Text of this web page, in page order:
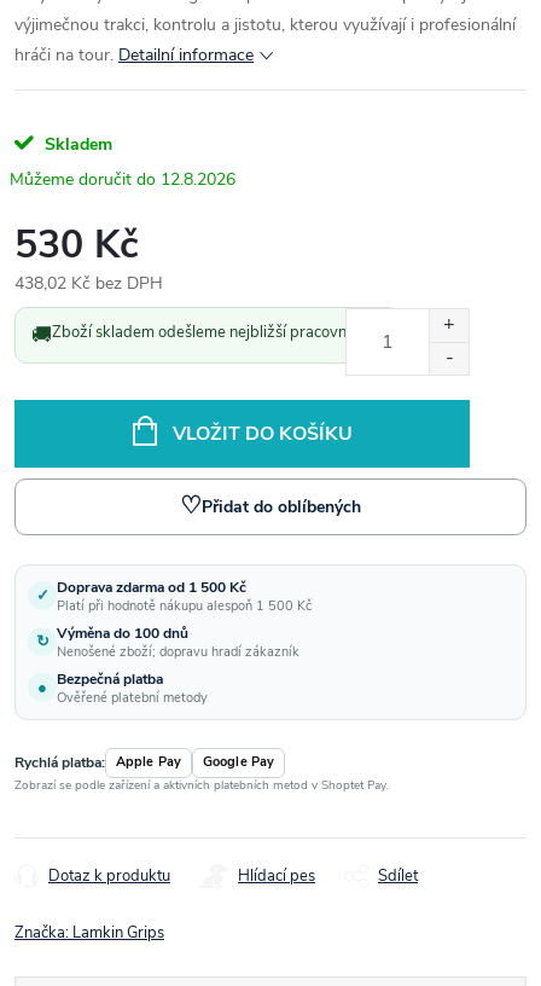
výjimečnou trakci, kontrolu a jistotu, kterou využívají i profesionální
hráči na tour. Detailní informace
Skladem
12.8.2026
530 Kč
438,02 Kč bez DPH
Měrná
cena:
🚚Zboží skladem odešleme nejbližší pracovní den.
VLOŽIT DO KOŠÍKU
♡Přidat do oblíbených
✓ Doprava zdarma od 1 500 Kč
Platí při hodnotě nákupu alespoň 1 500 Kč
↻ Výměna do 100 dnů
Nenošené zboží; dopravu hradí zákazník
● Bezpečná platba
Ověřené platební metody
Rychlá platba: Apple Pay Google Pay
Zobrazí se podle zařízení a aktivních platebních metod v Shoptet Pay.
Dotaz k produktu Hlídací pes Sdílet
Značka: Lamkin Grips